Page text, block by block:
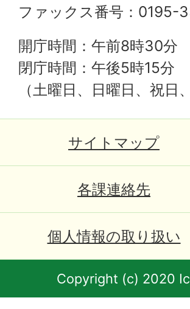
ファックス番号：0195-
開庁時間：午前8時30分
閉庁時間：午後5時15分
（土曜日、日曜日、祝
サイトマップ
各課連絡先
個人情報の取り扱い
Copyright (c) 2020